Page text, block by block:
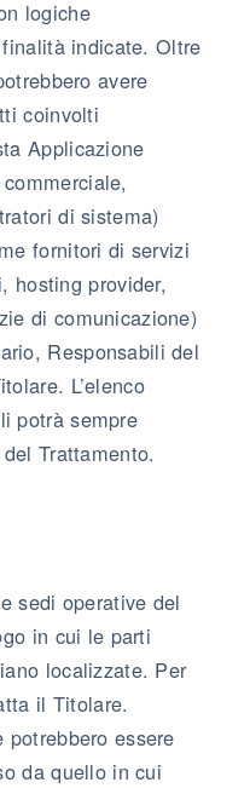
logiche
indicate. Oltre
avere
coinvolti
Applicazione
di sistema)
fornitori di servizi
hosting provider,
di comunicazione)
Responsabili del
L’elenco
potrà sempre
Trattamento.
sedi operative del
in cui le parti
localizzate. Per
il Titolare.
potrebbero essere
da quello in cui